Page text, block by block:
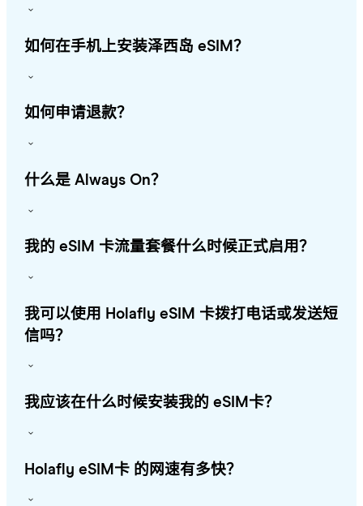
如何在手机上安装泽西岛 eSIM？
如何申请退款？
什么是 Always On？
我的 eSIM 卡流量套餐什么时候正式启用？
我可以使用 Holafly eSIM 卡拨打电话或发送短
信吗？
我应该在什么时候安装我的 eSIM卡？
Holafly eSIM卡 的网速有多快？